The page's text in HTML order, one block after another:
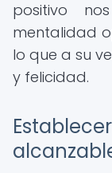
positivo
mentalidad
lo que a su
y felicidad.